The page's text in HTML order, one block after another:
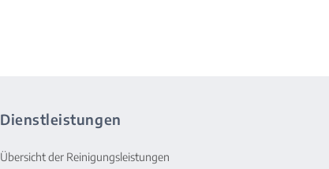
Dienstleistungen
Übersicht der Reinigungsleistungen